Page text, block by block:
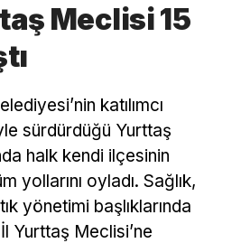
Meclisi 15
katılımcı
sürdürdüğü Yurttaş
halk kendi ilçesinin
yollarını oyladı. Sağlık,
yönetimi başlıklarında
Yurttaş Meclisi’ne